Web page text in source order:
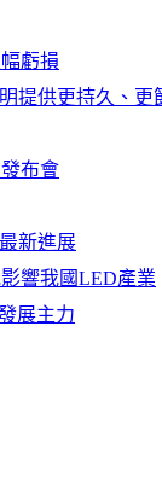
虧損
提供更持久、更
布會
新進展
響我國LED產業
展主力